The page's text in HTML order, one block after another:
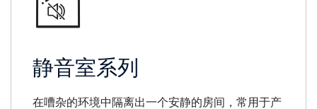
静音室系列
在嘈杂的环境中隔离出一个安静的房间，常用于产